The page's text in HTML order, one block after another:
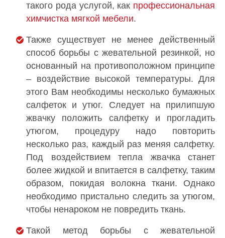
такого рода услугой, как профессиональная
химчистка мягкой мебели.
Также существует не менее действенный
способ борьбы с жевательной резинкой, но
основанный на противоположном принципе
– воздействие высокой температуры. Для
этого Вам необходимы несколько бумажных
салфеток и утюг. Следует на прилипшую
жвачку положить салфетку и прогладить
утюгом, процедуру надо повторить
несколько раз, каждый раз меняя салфетку.
Под воздействием тепла жвачка станет
более жидкой и впитается в салфетку, таким
образом, покидая волокна ткани. Однако
необходимо пристально следить за утюгом,
чтобы ненароком не повредить ткань.
Такой метод борьбы с жевательной